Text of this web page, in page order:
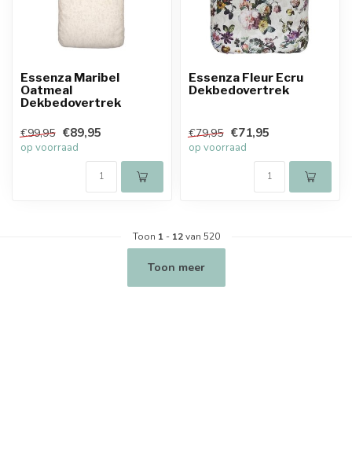
Essenza Maribel
Oatmeal
Dekbedovertrek
€99,95 €89,95
op voorraad
Essenza Fleur Ecru
Dekbedovertrek
€79,95 €71,95
op voorraad
Toon 1- 12van 520
Toon meer